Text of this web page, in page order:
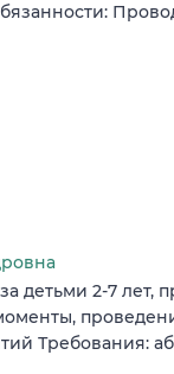
детьми 2-7 лет,
Требования: